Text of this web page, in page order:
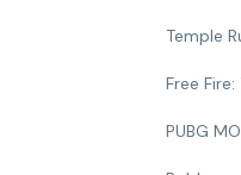
Temple
Free
PUBG